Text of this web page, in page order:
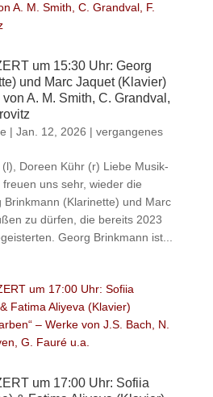
um 15:30 Uhr: Georg
und Marc Jaquet (Klavier)
A. M. Smith, C. Grandval,
| Jan. 12, 2026 | vergangenes
Doreen Kühr (r) Liebe Musik-
uns sehr, wieder die
Brinkmann (Klarinette) und Marc
zu dürfen, die bereits 2023
Georg Brinkmann ist...
um 17:00 Uhr: Sofiia